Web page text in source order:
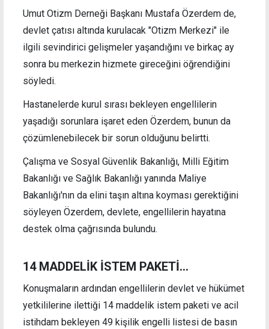
Umut Otizm Derneği Başkanı Mustafa Özerdem de,
devlet çatısı altında kurulacak "Otizm Merkezi" ile
ilgili sevindirici gelişmeler yaşandığını ve birkaç ay
sonra bu merkezin hizmete gireceğini öğrendiğini
söyledi.
Hastanelerde kurul sırası bekleyen engellilerin
yaşadığı sorunlara işaret eden Özerdem, bunun da
çözümlenebilecek bir sorun olduğunu belirtti.
Çalışma ve Sosyal Güvenlik Bakanlığı, Milli Eğitim
Bakanlığı ve Sağlık Bakanlığı yanında Maliye
Bakanlığı'nın da elini taşın altına koyması gerektiğini
söyleyen Özerdem, devlete, engellilerin hayatına
destek olma çağrısında bulundu.
14 MADDELİK İSTEM PAKETİ...
Konuşmaların ardından engellilerin devlet ve hükümet
yetkililerine ilettiği 14 maddelik istem paketi ve acil
istihdam bekleyen 49 kişilik engelli listesi de basın